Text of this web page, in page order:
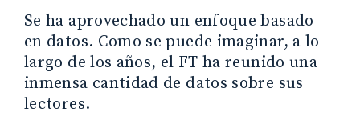
Se ha aprovechado un enfoque basado
en datos. Como se puede imaginar, a lo
largo de los años, el FT ha reunido una
inmensa cantidad de datos sobre sus
lectores.